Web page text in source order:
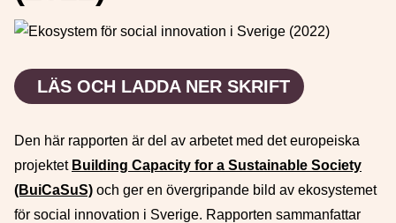
LÄS OCH LADDA NER SKRIFT
Den här rapporten är del av arbetet med det europeiska
projektet Building Capacity for a Sustainable Society
(BuiCaSuS) och ger en övergripande bild av ekosystemet
för social innovation i Sverige. Rapporten sammanfattar